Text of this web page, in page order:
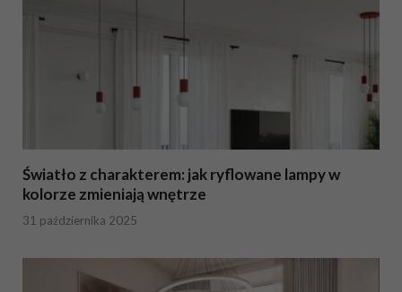
Światło z charakterem: jak ryflowane lampy w
kolorze zmieniają wnętrze
31 października 2025